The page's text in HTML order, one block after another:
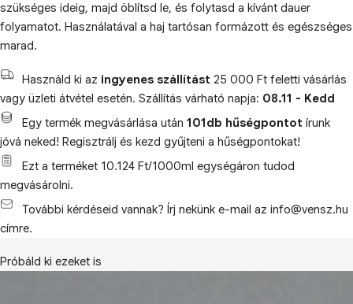
szükséges ideig, majd öblítsd le, és folytasd a kívánt dauer
folyamatot. Használatával a haj tartósan formázott és egészséges
marad.
Használd ki az ingyenes szállítást 25 000 Ft feletti vásárlás
vagy üzleti átvétel esetén. Szállítás várható napja: 08.11 - Kedd
Egy termék megvásárlása után 101db hűségpontot írunk
jóvá neked! Regisztrálj és kezd gyűjteni a hűségpontokat!
Ezt a terméket 10.124 Ft/1000ml egységáron tudod
megvásárolni.
További kérdéseid vannak? Írj nekünk e-mail az info@vensz.hu
címre.
Próbáld ki ezeket is